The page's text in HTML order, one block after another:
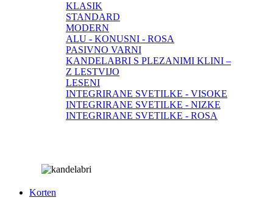
KLASIK
STANDARD
MODERN
ALU - KONUSNI - ROSA
PASIVNO VARNI
KANDELABRI S PLEZANIMI KLINI –
Z LESTVIJO
LESENI
INTEGRIRANE SVETILKE - VISOKE
INTEGRIRANE SVETILKE - NIZKE
INTEGRIRANE SVETILKE - ROSA
Korten